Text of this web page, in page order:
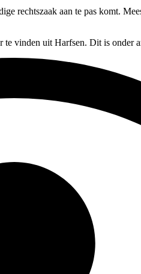
rechtszaak aan te pas komt.
te vinden uit Harfsen. Dit is onder